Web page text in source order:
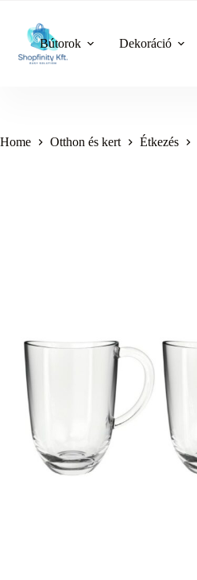
content
Bútorok Dekoráció
Home Otthon és kert Étkezés